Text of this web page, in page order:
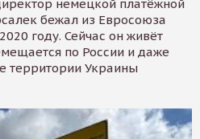
немецкой платёжной
бежал из Евросоюза
году. Сейчас он живёт
по России и даже
территории Украины